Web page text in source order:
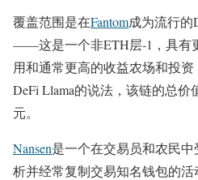
覆盖范围是在Fantom成为流行的
——这是一个非ETH层-1，具有
用和通常更高的收益农场和投
DeFi Llama的说法，该链的总
元。
Nansen是一个在交易员和农民
析并经常复制交易知名钱包的活